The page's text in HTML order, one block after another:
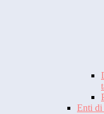
Enti di